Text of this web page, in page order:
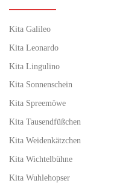
Kita Galileo
Kita Leonardo
Kita Lingulino
Kita Sonnenschein
Kita Spreemöwe
Kita Tausendfüßchen
Kita Weidenkätzchen
Kita Wichtelbühne
Kita Wuhlehopser